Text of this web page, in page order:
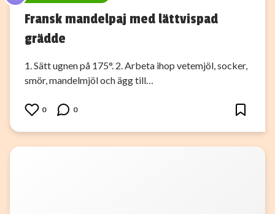
Fransk mandelpaj med lättvispad
grädde
1. Sätt ugnen på 175°. 2. Arbeta ihop vetemjöl, socker,
smör, mandelmjöl och ägg till…
0 0